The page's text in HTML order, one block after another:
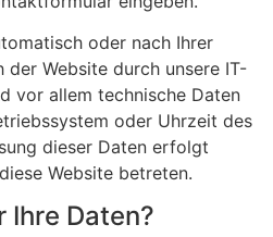
oder nach Ihrer
der Website durch unsere IT-
vor allem technische Daten
oder Uhrzeit des
dieser Daten erfolgt
Website betreten.
Ihre Daten?